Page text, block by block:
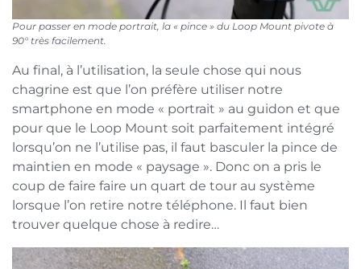
Pour passer en mode portrait, la « pince » du Loop Mount pivote à
90° très facilement.
Au final, à l’utilisation, la seule chose qui nous
chagrine est que l’on préfère utiliser notre
smartphone en mode « portrait » au guidon et que
pour que le Loop Mount soit parfaitement intégré
lorsqu’on ne l’utilise pas, il faut basculer la pince de
maintien en mode « paysage ». Donc on a pris le
coup de faire faire un quart de tour au système
lorsque l’on retire notre téléphone. Il faut bien
trouver quelque chose à redire…